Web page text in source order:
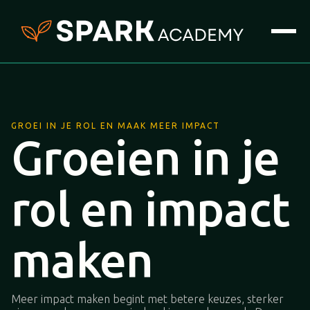
GROEI IN JE ROL EN MAAK MEER IMPACT
Groeien in je
rol en impact
maken
Meer impact maken begint met betere keuzes, sterker